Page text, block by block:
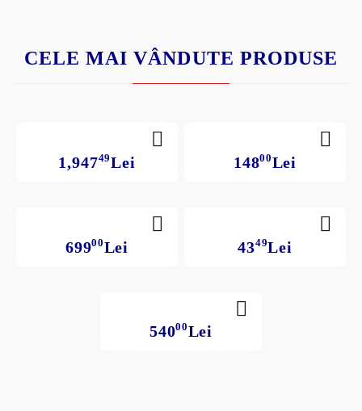
CELE MAI VÂNDUTE PRODUSE
1,94749Lei 14800Lei
69900Lei 4349Lei
54000Lei